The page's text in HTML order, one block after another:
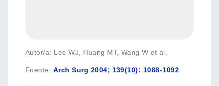
Autor/a: Lee WJ, Huang MT, Wang W et al.
Fuente: Arch Surg 2004; 139(10): 1088-1092